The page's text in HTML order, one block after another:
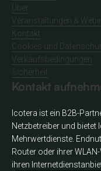
Über
Veranstaltungen &
Kontakt
Cookies und
Verkaufsbedingungen
Sicherheit
Kontakt
Icotera ist ein B2B-
Netzbetreiber und
Mehrwertdienste.
Router oder ihrer
ihren